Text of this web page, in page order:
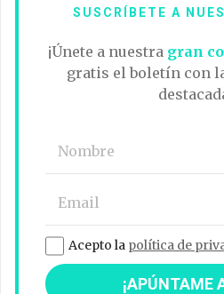
SUSCRÍBETE A
¡Únete a nuestra gran
gratis el boletín con
Acepto la política de